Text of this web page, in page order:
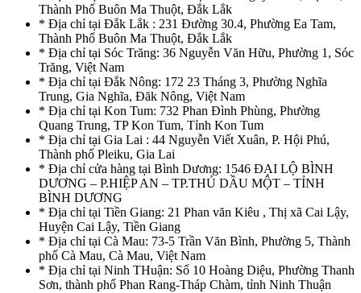
Thành Phố Buôn Ma Thuột, Đắk Lắk
* Địa chỉ tại Đắk Lắk : 231 Đường 30.4, Phường Ea Tam,
Thành Phố Buôn Ma Thuột, Đắk Lắk
* Địa chỉ tại Sóc Trăng: 36 Nguyễn Văn Hữu, Phường 1, Sóc
Trăng, Việt Nam
* Địa chỉ tại Đắk Nông: 172 23 Tháng 3, Phường Nghĩa
Trung, Gia Nghĩa, Đăk Nông, Việt Nam
* Địa chỉ tại Kon Tum: 732 Phan Đình Phùng, Phường
Quang Trung, TP Kon Tum, Tỉnh Kon Tum
* Địa chỉ tại Gia Lai : 44 Nguyễn Viết Xuân, P. Hội Phú,
Thành phố Pleiku, Gia Lai
* Địa chỉ cửa hàng tại Bình Dương: 1546 ĐẠI LỘ BÌNH
DƯƠNG – P.HIỆP AN – TP.THỦ DẦU MỘT – TỈNH
BÌNH DƯƠNG
* Địa chỉ tại Tiền Giang: 21 Phan văn Kiêu , Thị xã Cai Lậy,
Huyện Cai Lậy, Tiền Giang
* Địa chỉ tại Cà Mau: 73-5 Trần Văn Bình, Phường 5, Thành
phố Cà Mau, Cà Mau, Việt Nam
* Địa chỉ tại Ninh THuận: Số 10 Hoàng Diệu, Phường Thanh
Sơn, thành phố Phan Rang-Tháp Chàm, tỉnh Ninh Thuận